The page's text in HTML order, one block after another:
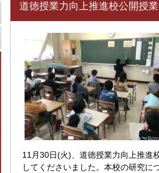
道徳授業力向上推進校公開授
11月30日(火)、道徳授業力向上推進
してくださいました。本校の研究に